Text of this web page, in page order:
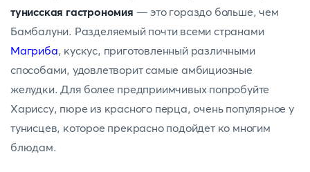
тунисская гастрономия — это гораздо больше, чем
Бамбалуни. Разделяемый почти всеми странами
Магриба, кускус, приготовленный различными
способами, удовлетворит самые амбициозные
желудки. Для более предприимчивых попробуйте
Хариссу, пюре из красного перца, очень популярное у
тунисцев, которое прекрасно подойдет ко многим
блюдам.